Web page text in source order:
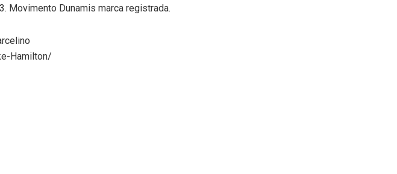
Movimento Dunamis marca registrada.
Hamilton/